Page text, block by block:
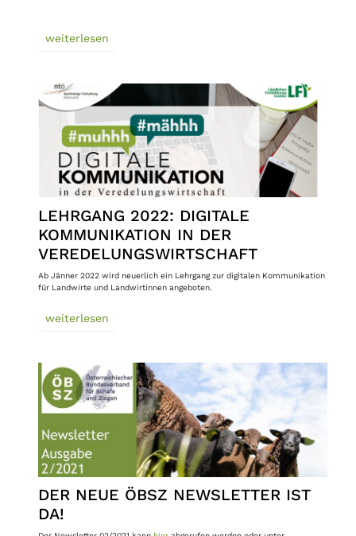
weiterlesen
LEHRGANG 2022: DIGITALE
KOMMUNIKATION IN DER
VEREDELUNGSWIRTSCHAFT
Ab Jänner 2022 wird neuerlich ein Lehrgang zur digitalen Kommunikation
für Landwirte und Landwirtinnen angeboten.
weiterlesen
DER NEUE ÖBSZ NEWSLETTER IST
DA!